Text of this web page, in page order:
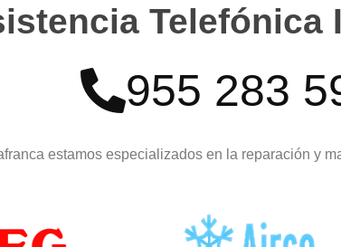
Telefónica
955 283
estamos especializados en la reparación y